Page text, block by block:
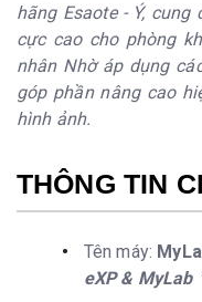
hãng Esaote - Ý,
cực cao cho phòng
nhân Nhờ áp dụng
góp phần nâng cao
hình ảnh.
THÔNG TIN
Tên máy:
eXP & MyLab